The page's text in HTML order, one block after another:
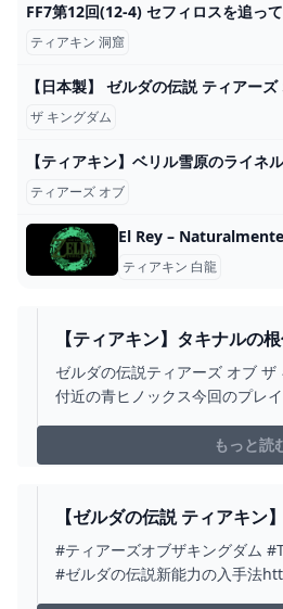
FF7第12回(12-4) セフィロスを追っ
ティアキン 洞窟
ザ キングダム
ティアーズ オブ
El Rey –
ティアキン 白龍
【ティアキン】タキナルの
ス ゼルダの伝説ティアーズ
ゼルダの伝説 #ティアキン
ゼルダの伝説ティアーズ オブ
付近の青ヒノックス今回のプレ
キン#zelda
もっと読
【ゼルダの伝説 ティアキン
オーク』を３体倒した後に
&グリオーク超簡単な攻略法
#ティアーズオブザキングダム #Totk #ティアキン
#ゼルダの伝説新能力の入手法